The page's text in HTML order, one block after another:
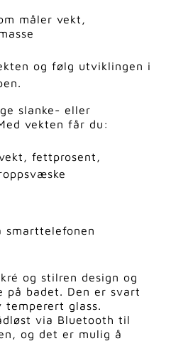
måler vekt,
og følg utviklingen i
slanke- eller
vekten får du:
fettprosent,
smarttelefonen
og stilren design og
på badet. Den er svart
glass.
via Bluetooth til
og det er mulig å